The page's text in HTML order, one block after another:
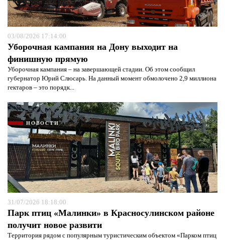
03/08/2026 17:14:00
Уборочная кампания на Дону выходит на
финишную прямую
Уборочная кампания – на завершающей стадии. Об этом сообщил
губернатор Юрий Слюсарь. На данный момент обмолочено 2,9 миллиона
гектаров – это порядк...
НОВОСТИ
31/07/2026 18:18:00
Парк птиц «Малинки» в Красносулинском районе
получит новое развити
Территория рядом с популярным туристическим объектом «Парком птиц